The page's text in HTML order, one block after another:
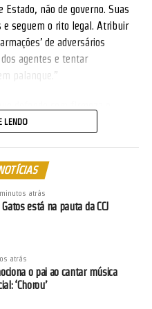
Estado, não de governo. Suas
e seguem o rito legal. Atribuir
de adversários
agentes e tentar
palanque.”
e da ampla defesa. “Todo
para qualquer pessoa, sem
confundir o exercício legítimo
nenhuma relação com a
como instrumento político.
entregar resultados para Mato
à Justiça que o faça nos
LENDO
atrás
está na pauta da CCJ
atrás
o pai ao cantar música
‘Chorou’